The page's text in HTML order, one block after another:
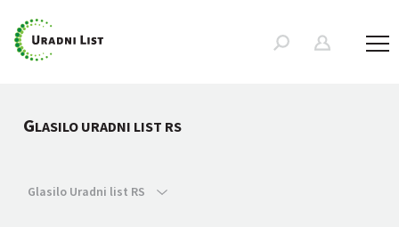
GLASILO URADNI LIST RS
Glasilo Uradni list RS